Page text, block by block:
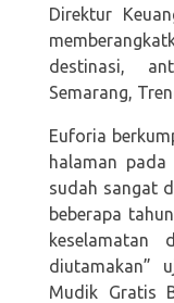
Direktur
destinasi,
Semarang,
Euforia
halaman
sudah sangat
beberapa
keselamatan
diutamakan”
Mudik Gratis